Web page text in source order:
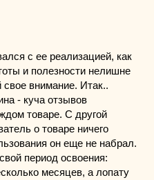
с ее реализацией, как
и полезности нелишне
свое внимание. Итак..
- куча отзывов
товаре. С другой
о товаре ничего
он еще не набрал.
период освоения:
месяцев, а лопату